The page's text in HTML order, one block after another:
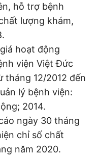
hỗ trợ bệnh
lượng khám,
hoạt động
viện Việt Đức
tháng 12/2012 đến
lý bệnh viện:
2014.
ngày 30 tháng
chỉ số chất
năm 2020.